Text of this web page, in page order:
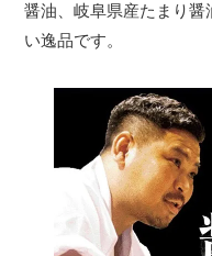
醤油、岐阜県産たまり醤
い逸品です。